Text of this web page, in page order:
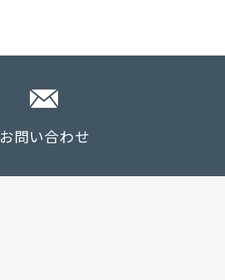
お問い合わせ